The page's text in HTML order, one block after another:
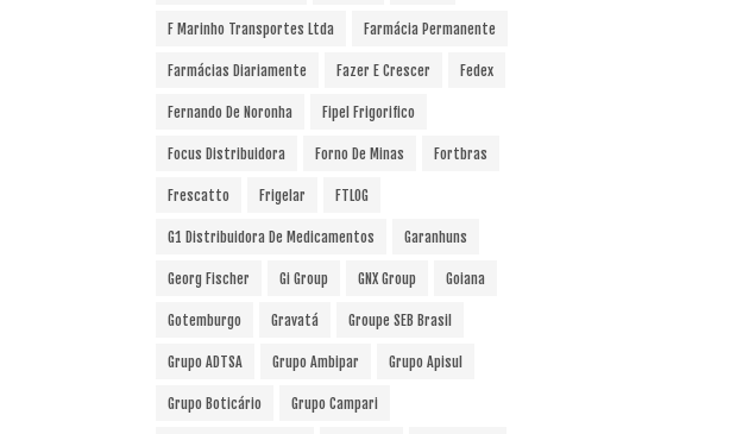
F Marinho Transportes Ltda Farmácia Permanente
Farmácias Diariamente Fazer E Crescer Fedex
Fernando De Noronha Fipel Frigorifico
Focus Distribuidora Forno De Minas Fortbras
Frescatto Frigelar FTLOG
G1 Distribuidora De Medicamentos Garanhuns
Georg Fischer Gi Group GNX Group Goiana
Gotemburgo Gravatá Groupe SEB Brasil
Grupo ADTSA Grupo Ambipar Grupo Apisul
Grupo Boticário Grupo Campari